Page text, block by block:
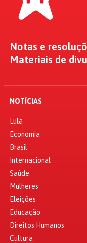
Notas e
Materiais de
NOTÍCIAS
Lula
Economia
Brasil
Internacional
Saúde
Mulheres
Eleições
Educação
Direitos Humanos
Cultura